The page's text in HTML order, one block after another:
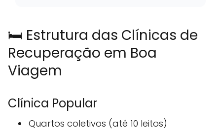
🛏️ Estrutura das Clínicas de
Recuperação em Boa
Viagem
Clínica Popular
Quartos coletivos (até 10 leitos)